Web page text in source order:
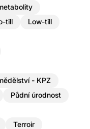
till
Low-till
- KPZ
Půdní úrodnost
Terroir